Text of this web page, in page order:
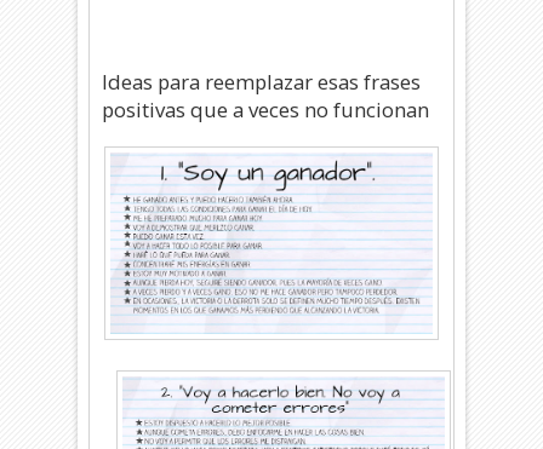
Ideas para reemplazar esas frases
positivas que a veces no funcionan